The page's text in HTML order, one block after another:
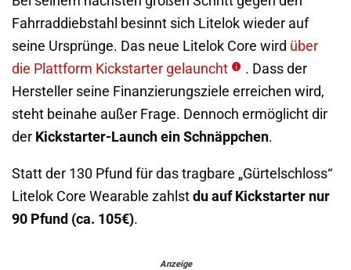
Fahrraddiebstahl besinnt sich Litelok wieder auf
seine Ursprünge. Das neue Litelok Core wird über
die Plattform Kickstarter gelauncht
. Dass der
Hersteller seine Finanzierungsziele erreichen wird,
steht beinahe außer Frage. Dennoch ermöglicht dir
der Kickstarter-Launch ein Schnäppchen.
Statt der 130 Pfund für das tragbare „Gürtelschloss“
Litelok Core Wearable zahlst du auf Kickstarter nur
90 Pfund (ca. 105€).
Anzeige